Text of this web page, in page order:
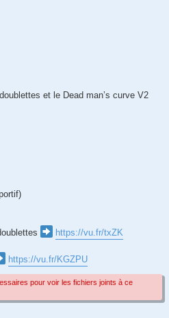
et le Dead man’s curve V2
https://vu.fr/txZK
https://vu.fr/KGZPU
pour voir les fichiers joints à ce